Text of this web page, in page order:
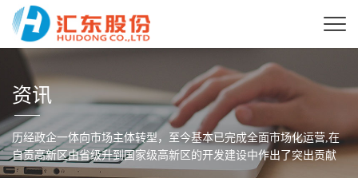
资讯
历经政企一体向市场主体转型，至今基本已完成全面市场化运营,在
自贡高新区由省级升到国家级高新区的开发建设中作出了突出贡献